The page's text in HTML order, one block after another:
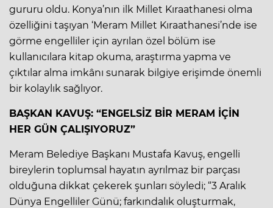
gururu oldu. Konya’nın ilk Millet Kıraathanesi olma
özelliğini taşıyan ‘Meram Millet Kıraathanesi’nde ise
görme engelliler için ayrılan özel bölüm ise
kullanıcılara kitap okuma, araştırma yapma ve
çıktılar alma imkânı sunarak bilgiye erişimde önemli
bir kolaylık sağlıyor.
BAŞKAN KAVUŞ: “ENGELSİZ BİR MERAM İÇİN
HER GÜN ÇALIŞIYORUZ”
Meram Belediye Başkanı Mustafa Kavuş, engelli
bireylerin toplumsal hayatın ayrılmaz bir parçası
olduğuna dikkat çekerek şunları söyledi; “3 Aralık
Dünya Engelliler Günü; farkındalık oluşturmak,